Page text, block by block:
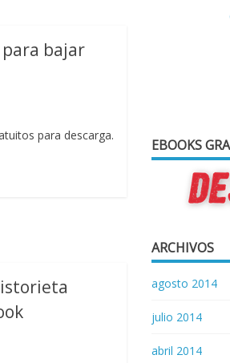
bajar
para descarga.
EBOOKS
ARCHIVOS
agosto 2014
julio 2014
abril 2014